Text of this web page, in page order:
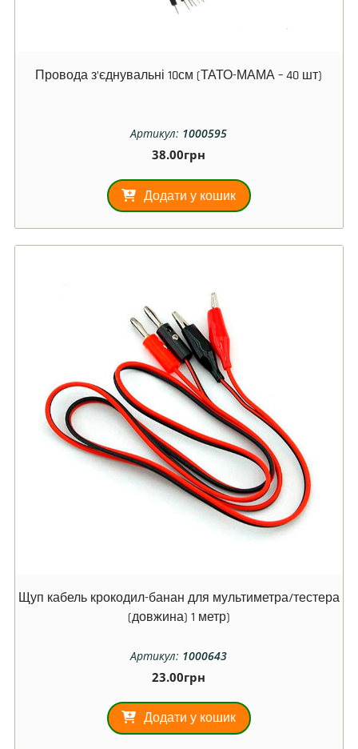
Провода з’єднувальні 10см (ТАТО-МАМА – 40 шт)
Артикул: 1000595
38.00грн
Додати у кошик
Щуп кабель крокодил-банан для мультиметра/тестера
(довжина) 1 метр)
Артикул: 1000643
23.00грн
Додати у кошик